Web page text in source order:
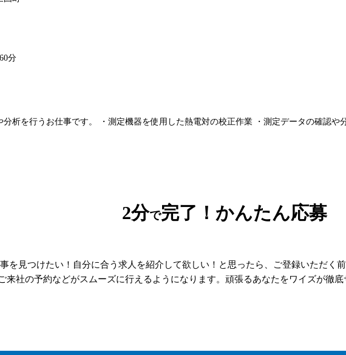
分
析を行うお仕事です。 ・測定機器を使用した熱電対の校正作業 ・測定データの確認や
2分で完了！かんたん応募
を見つけたい！自分に合う求人を紹介して欲しい！と思ったら、ご登録いただく前
来社の予約などがスムーズに行えるようになります。頑張るあなたをワイズが徹